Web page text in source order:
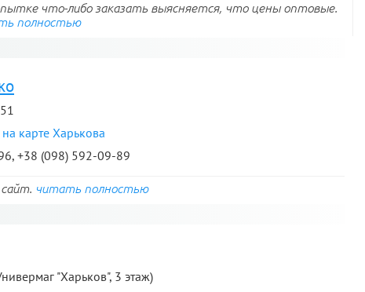
что-либо заказать выясняется, что цены оптовые.
полностью
карте Харькова
+38 (098) 592-09-89
читать полностью
"Харьков", 3 этаж)